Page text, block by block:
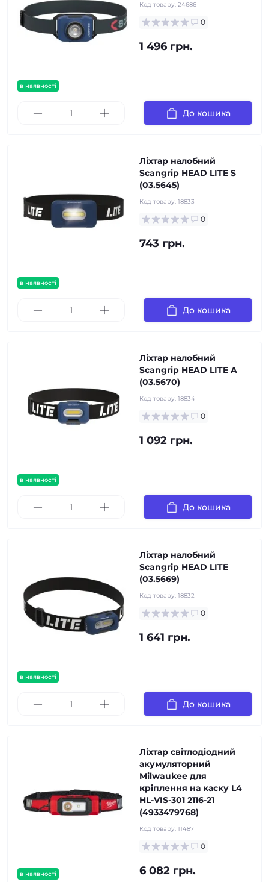
в наявності
Код товару: 24686
0
1 496 грн.
До кошика
в наявності
Ліхтар налобний
Scangrip HEAD LITE S
(03.5645)
Код товару: 18833
0
743 грн.
До кошика
в наявності
Ліхтар налобний
Scangrip HEAD LITE A
(03.5670)
Код товару: 18834
0
1 092 грн.
До кошика
в наявності
Ліхтар налобний
Scangrip HEAD LITE
(03.5669)
Код товару: 18832
0
1 641 грн.
До кошика
в наявності
Ліхтар світлодіодний
акумуляторний
Milwaukee для
кріплення на каску L4
HL-VIS-301 2116-21
(4933479768)
Код товару: 11487
0
6 082 грн.